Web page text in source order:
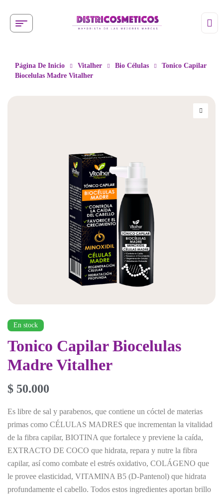
Página De Inicio Vitalher Bio Células
Tonico Capilar
Biocelulas Madre Vitalher
En stock
Tonico Capilar Biocelulas
Madre Vitalher
$ 50.000
Es libre de sal y parabenos, que contiene un cóctel de materias
primas como CÉLULAS MADRES que incrementan la vitalidad
de la fibra capilar, BIOTINA que fortalece y previene la caída,
EXTRACTO DE COCO que hidrata, repara y nutre la fibra
capilar, así como combate el estrés oxidativo, COLÁGENO que
le provee elasticidad, VITAMINA B5 (D-Pantenol) que hidrata
profundamente el cabello. Todos estos ingredientes aportan brillo